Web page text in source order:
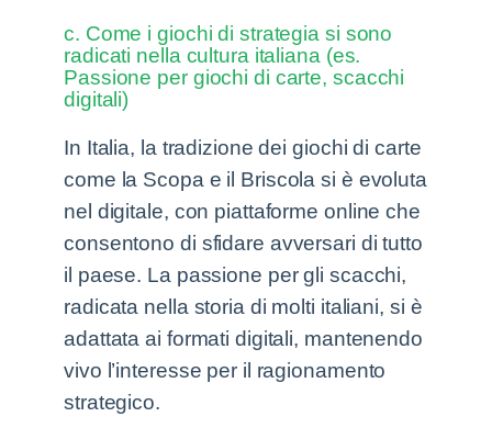
c. Come i giochi di strategia si sono
radicati nella cultura italiana (es.
Passione per giochi di carte, scacchi
digitali)
In Italia, la tradizione dei giochi di carte
come la Scopa e il Briscola si è evoluta
nel digitale, con piattaforme online che
consentono di sfidare avversari di tutto
il paese. La passione per gli scacchi,
radicata nella storia di molti italiani, si è
adattata ai formati digitali, mantenendo
vivo l’interesse per il ragionamento
strategico.